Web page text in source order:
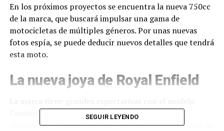
En los próximos proyectos se encuentra la nueva 750cc
de la marca, que buscará impulsar una gama de
motocicletas de múltiples géneros. Por unas nuevas
fotos espía, se puede deducir nuevos detalles que tendrá
esta moto.
La nueva joya de Royal Enfield
Continental GT-R 750, llegaría a ser la primera
motocicleta completamente carenada en producción de
SEGUIR LEYENDO